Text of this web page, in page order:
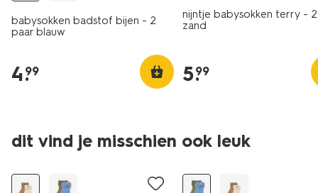
babysokken badstof bijen - 2
paar blauw
4.
99
nijntje babysokken terry - 2
zand
5.
99
dit vind je misschien ook leuk
2 paar 2 paar